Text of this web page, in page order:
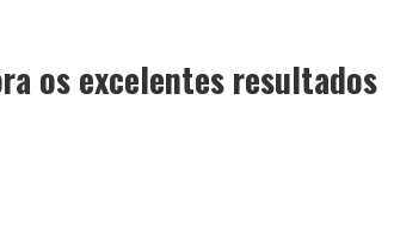
P
ROIBIDA ANUNCIA RETORNO DA PURO MALTE EXTRA E CONSOLIDA TRAJETÓRIA DE DEMOCRATIZAÇÃO CERVEJEIRA NO BRASIL
os excelentes resultados